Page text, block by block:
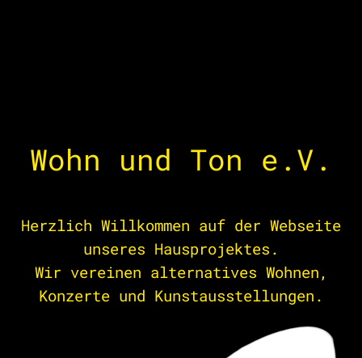
Wohn und Ton e.V.
Herzlich Willkommen auf der Webseite
unseres Hausprojektes.
Wir vereinen alternatives Wohnen,
Konzerte und Kunstausstellungen.